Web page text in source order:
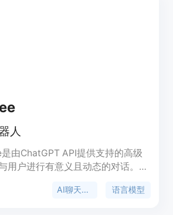
人
由ChatGPT API提供支持的高级
用户进行有意义且动态的对话。它
AI聊天机器人 语言模型